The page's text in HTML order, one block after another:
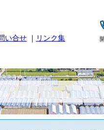
い合せ リンク集